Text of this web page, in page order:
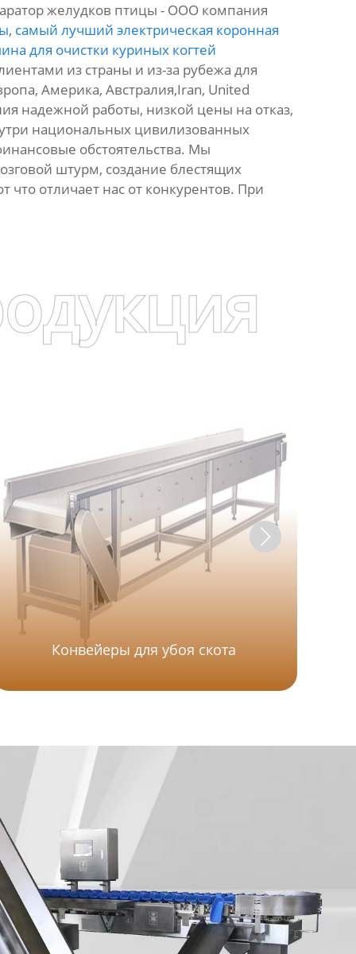
желудков птицы - ООО компания
, самый лучший электрическая коронная
для очистки куриных когтей
из страны и из-за рубежа для
Америка, Австралия,Iran, United
надежной работы, низкой цены на отказ,
национальных цивилизованных
обстоятельства. Мы
штурм, создание блестящих
что отличает нас от конкурентов. При
Конвейеры для убоя скота